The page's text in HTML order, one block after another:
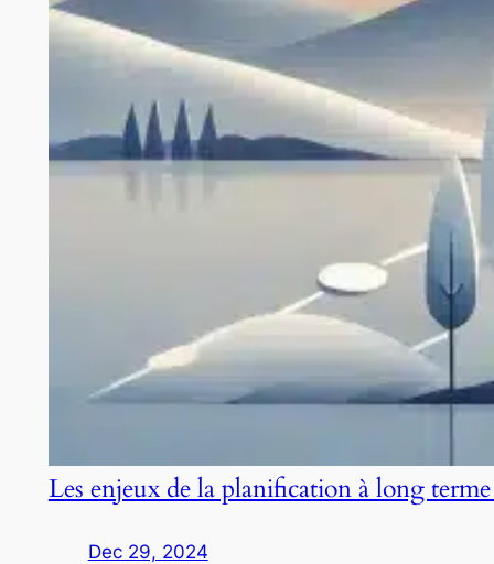
Les enjeux de la planification à long
Dec 29, 2024